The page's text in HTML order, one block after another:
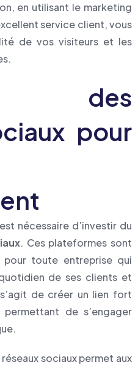
en utilisant le marketing
service client, vous
de vos visiteurs et les
des
pour
nécessaire d’investir du
. Ces plateformes sont
pour toute entreprise qui
de ses clients et
de créer un lien fort
de s’engager
sociaux permet aux